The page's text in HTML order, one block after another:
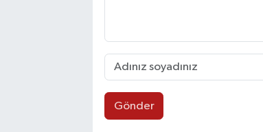
Gönder